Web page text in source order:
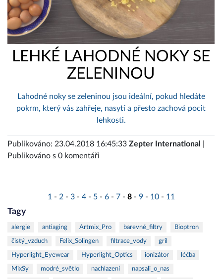
LEHKÉ LAHODNÉ NOKY SE
ZELENINOU
Lahodné noky se zeleninou jsou ideální, pokud hledáte
pokrm, který vás zahřeje, nasytí a přesto zachová pocit
lehkosti.
Publikováno: 23.04.2018 16:45:33 Zepter International
Publikováno s 0 komentáři
1 - 2 - 3 - 4 - 5 - 6 - 7 - 8 - 9 - 10 - 11
Tagy
alergie antiaging Artmix_Pro barevné_filtry Bioptron
čistý_vzduch Felix_Solingen filtrace_vody gril
Hyperlight_Eyewear Hyperlight_Optics ionizátor léčba
MixSy modré_světlo nachlazení napsali_o_nas